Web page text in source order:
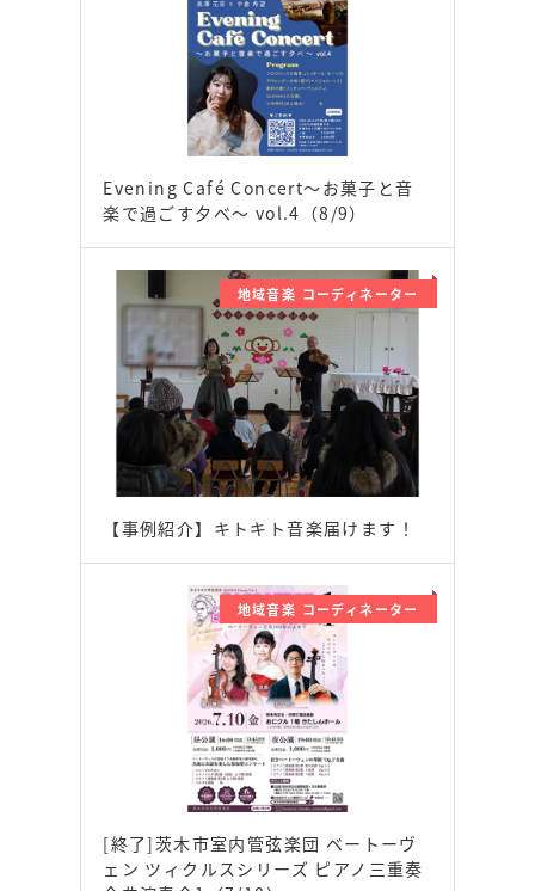
Evening Café Concert〜お菓子と音
楽で過ごす夕べ〜 vol.4（8/9）
地域音楽 コーディネーター
【事例紹介】キトキト音楽届けます！
地域音楽 コーディネーター
[終了]茨木市室内管弦楽団 ベートーヴ
ェン ツィクルスシリーズ ピアノ三重奏